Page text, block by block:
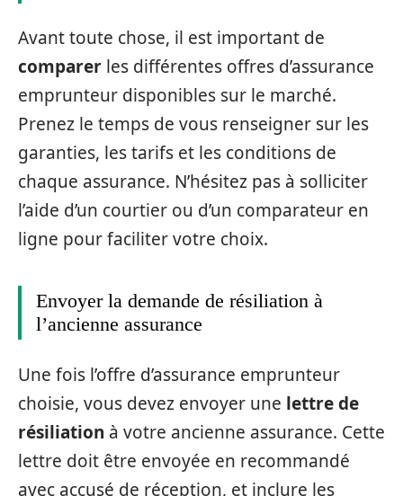
Avant toute chose, il est important de
comparer les différentes offres d’assurance
emprunteur disponibles sur le marché.
Prenez le temps de vous renseigner sur les
garanties, les tarifs et les conditions de
chaque assurance. N’hésitez pas à solliciter
l’aide d’un courtier ou d’un comparateur en
ligne pour faciliter votre choix.
Envoyer la demande de résiliation à
l’ancienne assurance
Une fois l’offre d’assurance emprunteur
choisie, vous devez envoyer une lettre de
résiliation à votre ancienne assurance. Cette
lettre doit être envoyée en recommandé
avec accusé de réception, et inclure les